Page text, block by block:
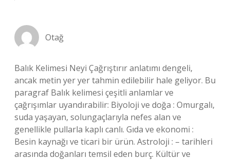
Otağ
Balık Kelimesi Neyi Çağrıştırır anlatımı dengeli,
ancak metin yer yer tahmin edilebilir hale geliyor. Bu
paragraf Balık kelimesi çeşitli anlamlar ve
çağrışımlar uyandırabilir: Biyoloji ve doğa : Omurgalı,
suda yaşayan, solungaçlarıyla nefes alan ve
genellikle pullarla kaplı canlı. Gıda ve ekonomi :
Besin kaynağı ve ticari bir ürün. Astroloji : – tarihleri
arasında doğanları temsil eden burç. Kültür ve